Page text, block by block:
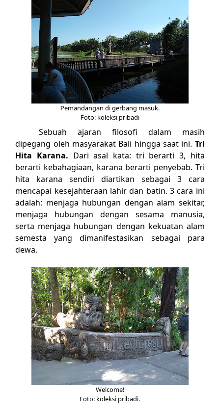
Pemandangan di gerbang masuk.
Foto: koleksi pribadi
Sebuah ajaran filosofi dalam masih
dipegang oleh masyarakat Bali hingga saat ini. Tri
Hita Karana. Dari asal kata: tri berarti 3, hita
berarti kebahagiaan, karana berarti penyebab. Tri
hita karana sendiri diartikan sebagai 3 cara
mencapai kesejahteraan lahir dan batin. 3 cara ini
adalah: menjaga hubungan dengan alam sekitar,
menjaga hubungan dengan sesama manusia,
serta menjaga hubungan dengan kekuatan alam
semesta yang dimanifestasikan sebagai para
dewa.
Welcome!
Foto: koleksi pribadi.